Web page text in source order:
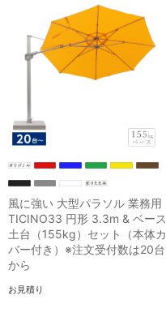
風に強い 大型パラソル 業務用
TICINO33 円形 3.3m & ベース
土台（155kg）セット（本体カ
バー付き）※注文受付数は20台
から
お見積り